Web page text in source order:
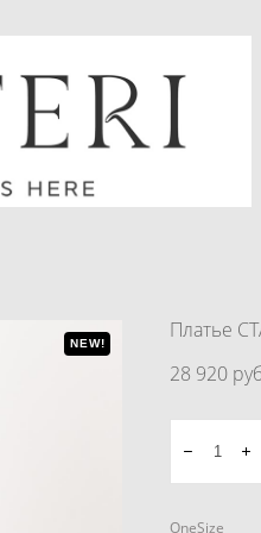
NEW!
Платье
28 920
OneSize